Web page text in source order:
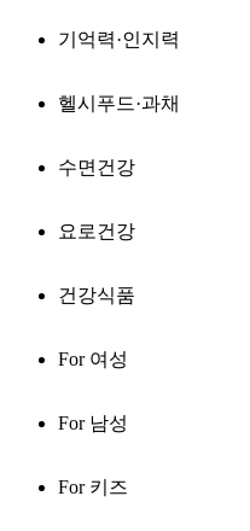
기억력·인지력
헬시푸드·과채
수면건강
요로건강
건강식품
For 여성
For 남성
For 키즈